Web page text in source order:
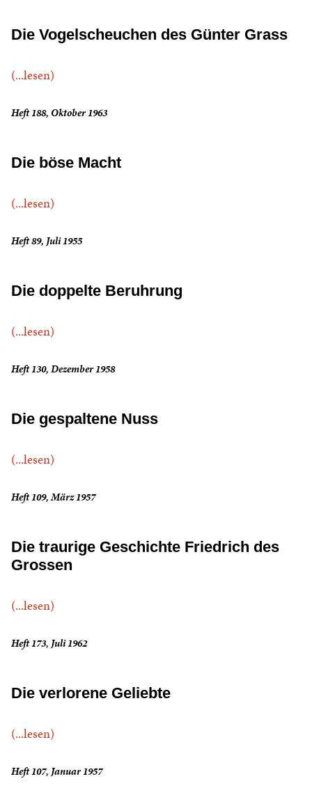
Die Vogelscheuchen des Günter Grass
(...lesen)
Heft 188, Oktober 1963
Die böse Macht
(...lesen)
Heft 89, Juli 1955
Die doppelte Beruhrung
(...lesen)
Heft 130, Dezember 1958
Die gespaltene Nuss
(...lesen)
Heft 109, März 1957
Die traurige Geschichte Friedrich des
Grossen
(...lesen)
Heft 173, Juli 1962
Die verlorene Geliebte
(...lesen)
Heft 107, Januar 1957